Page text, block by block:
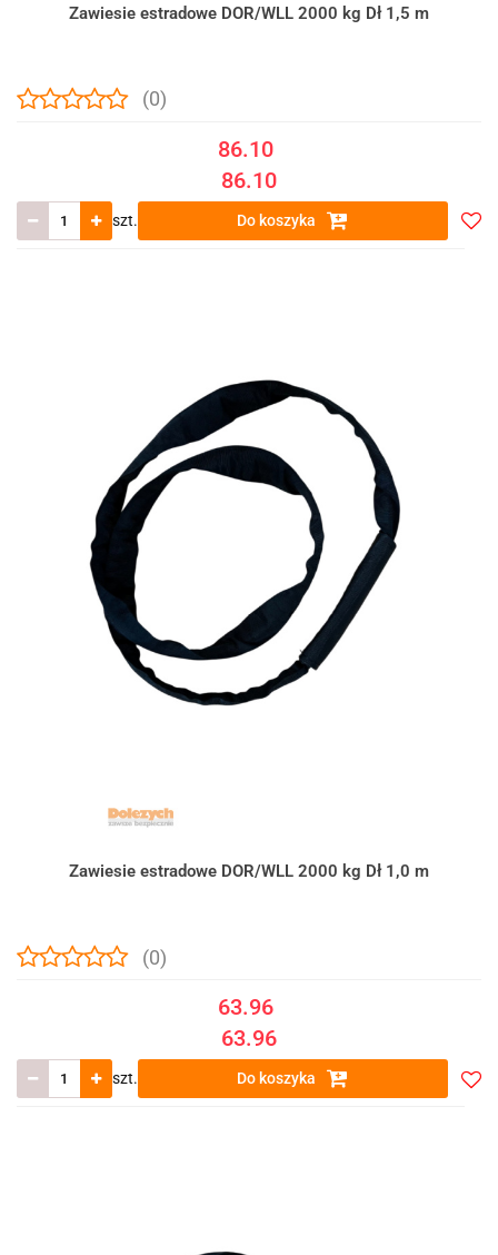
Zawiesie estradowe DOR/WLL 2000 kg Dł 1,5 m
(0)
86.10
86.10
szt. Do koszyka
Zawiesie estradowe DOR/WLL 2000 kg Dł 1,0 m
(0)
63.96
63.96
szt. Do koszyka